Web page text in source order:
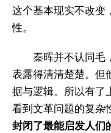
这个基本现实不改变
性。
秦晖并不认同毛
表露得清清楚楚。但
据与逻辑。所以有了
看到文革问题的复杂
封闭了最能启发人们